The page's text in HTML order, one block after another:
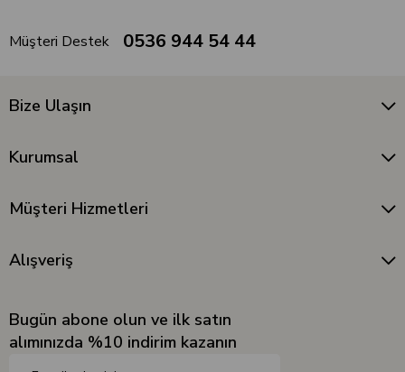
Müşteri Destek 0536 944 54 44
Bize Ulaşın
Kurumsal
Müşteri Hizmetleri
Alışveriş
Bugün abone olun ve ilk satın
alımınızda %10 indirim kazanın